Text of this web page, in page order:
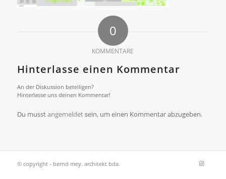
0
KOMMENTARE
Hinterlasse einen Kommentar
An der Diskussion beteiligen?
Hinterlasse uns deinen Kommentar!
Du musstangemeldetsein, um einen Kommentar abzugeben.
© copyright - bernd mey. architekt bda.